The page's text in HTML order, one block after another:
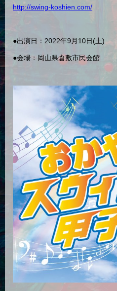
http://swing-koshien.com/
●出演日：2022年9月10日(土)
●会場：岡山県倉敷市民会館